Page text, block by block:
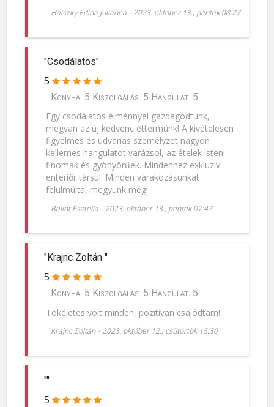
Haiszky Edina Julianna -2023. október 13., péntek 08:27
"Csodálatos"
5
Konyha: 5 Kiszolgálás: 5 Hangulat: 5
Egy csodálatos élménnyel gazdagodtunk,
megvan az új kedvenc éttermünk! A kivételesen
figyelmes és udvarias személyzet nagyon
kellemes hangulatot varázsol, az ételek isteni
finomak és gyönyörűek. Mindehhez exkluzív
enteriőr társul. Minden várakozásunkat
felülmúlta, megyünk még!
Bálint Esztella -2023. október 13., péntek 07:47
"Krajnc Zoltán "
5
Konyha: 5 Kiszolgálás: 5 Hangulat: 5
Tökéletes volt minden, pozitívan csalódtam!
Krajnc Zoltán -2023. október 12., csütörtök 15:30
""
5